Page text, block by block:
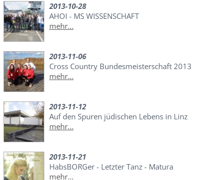
2013-10-28
AHOI - MS WISSENSCHAFT
mehr...
2013-11-06
Cross Country Bundesmeisterschaft 2013
mehr...
2013-11-12
Auf den Spuren jüdischen Lebens in Linz
mehr...
2013-11-21
HabsBORGer - Letzter Tanz - Matura
mehr...